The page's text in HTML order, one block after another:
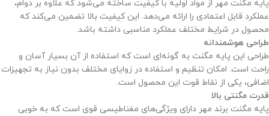
پایه مگنت مهر از مواد اولیه با کیفیت ساخته می‌شود که علاوه بر دوام،
عملکرد قابل اعتمادی را ارائه می‌دهد. این کیفیت بالا تضمین می‌کند که
محصول در شرایط مختلف عملکرد مناسبی داشته باشد.
طراحی هوشمندانه
طراحی این پایه مگنت به گونه‌ای است که استفاده از آن بسیار آسان و
راحت است. امکان تنظیم و استفاده در زوایای مختلف بدون نیاز به تجهیزات
اضافی، یکی از نقاط قوت این محصول است.
قدرت مگنتی بالا
پایه مگنت برند مهر دارای ویژگی‌های مغناطیسی قوی است که به خوبی